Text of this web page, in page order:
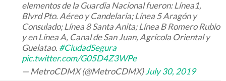
elementos de la Guardia Nacional fueron: Línea1,
Blvrd Pto. Aéreo y Candelaria; Línea 5 Aragón y
Consulado; Línea 8 Santa Anita; Línea B Romero Rubio
y en Línea A, Canal de San Juan, Agrícola Oriental y
Guelatao. #CiudadSegura
pic.twitter.com/G05D4Z3WPe
— MetroCDMX (@MetroCDMX)July 30, 2019